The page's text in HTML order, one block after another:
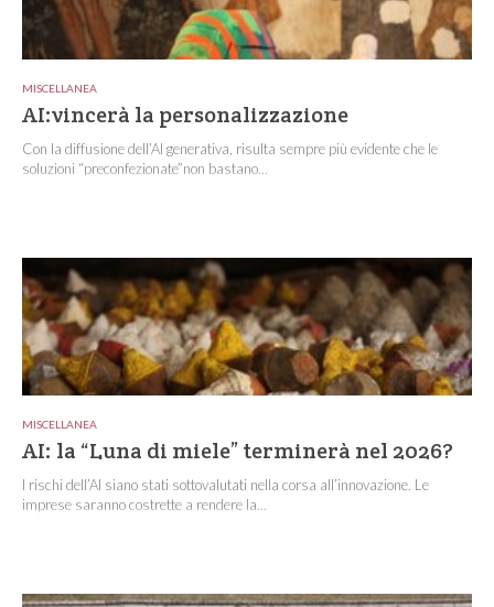
MISCELLANEA
AI:vincerà la personalizzazione
Con la diffusione dell’AI generativa, risulta sempre più evidente che le
soluzioni “preconfezionate”non bastano...
MISCELLANEA
AI: la “Luna di miele” terminerà nel 2026?
I rischi dell’AI siano stati sottovalutati nella corsa all’innovazione. Le
imprese saranno costrette a rendere la...